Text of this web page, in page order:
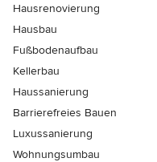
Hausrenovierung
Hausbau
Fußbodenaufbau
Kellerbau
Haussanierung
Barrierefreies Bauen
Luxussanierung
Wohnungsumbau